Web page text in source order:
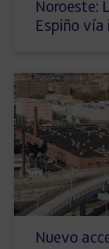
Noroeste:
Espiño vía
Nuevo